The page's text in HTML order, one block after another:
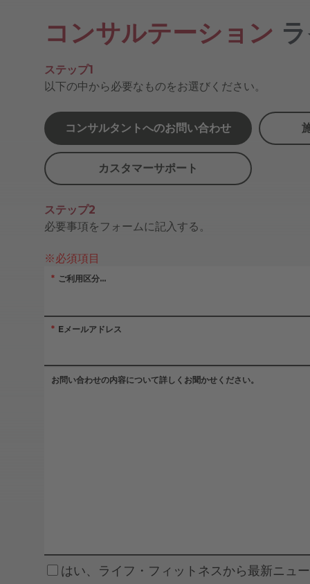
コンサルテーション
ステップ1
以下の中から必要なものをお選びください。
コンサルタントへのお問い合わせ
カスタマーサポート
ステップ2
必要事項をフォームに記入する。